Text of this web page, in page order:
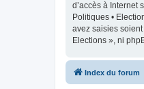
d’accès à Internet
Politiques •
avez saisies
Elections », ni
Index du forum